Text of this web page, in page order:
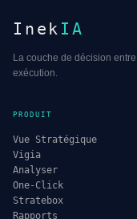
Inek IA
La couche de décision
exécution.
PRODUIT
Vue Stratégique
Vigia
Analyser
One-Click
Stratebox
Rapports